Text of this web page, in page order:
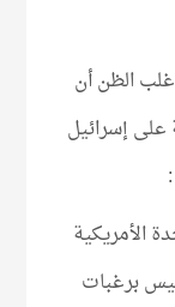
الظن أن
إسرائيل
الأمريكية
برغبات